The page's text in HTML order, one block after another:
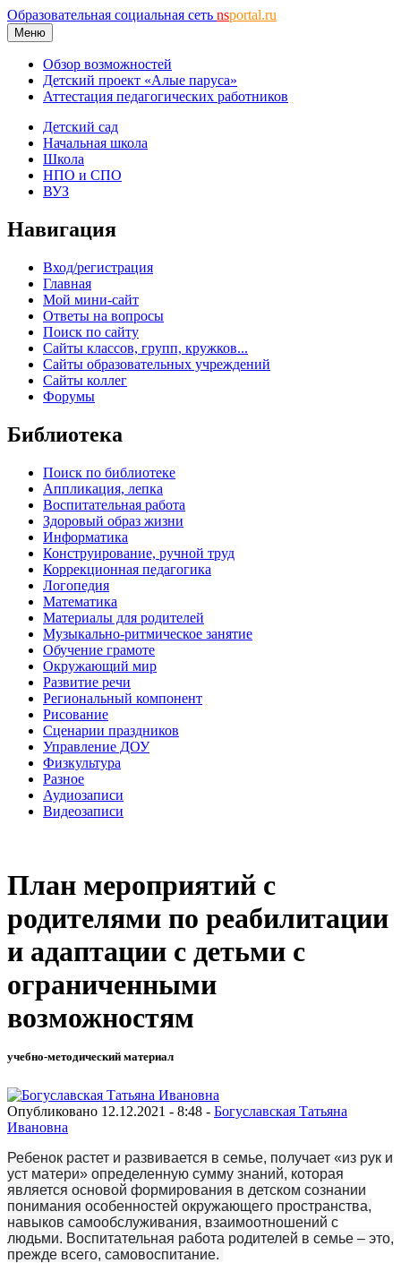
Образовательная социальная сеть nsportal.ru
Меню
Обзор возможностей
Детский проект «Алые паруса»
Аттестация педагогических работников
Детский сад
Начальная школа
Школа
НПО и СПО
ВУЗ
Навигация
Вход/регистрация
Главная
Мой мини-сайт
Ответы на вопросы
Поиск по сайту
Сайты классов, групп, кружков...
Сайты образовательных учреждений
Сайты коллег
Форумы
Библиотека
Поиск по библиотеке
Аппликация, лепка
Воспитательная работа
Здоровый образ жизни
Информатика
Конструирование, ручной труд
Коррекционная педагогика
Логопедия
Математика
Материалы для родителей
Музыкально-ритмическое занятие
Обучение грамоте
Окружающий мир
Развитие речи
Региональный компонент
Рисование
Сценарии праздников
Управление ДОУ
Физкультура
Разное
Аудиозаписи
Видеозаписи
План мероприятий с
родителями по реабилитации
и адаптации с детьми с
ограниченными
возможностям
учебно-методический материал
Опубликовано 12.12.2021 - 8:48 - Богуславская Татьяна
Ивановна
Ребенок растет и развивается в семье, получает «из рук и
уст матери» определенную сумму знаний, которая
является основой формирования в детском сознании
понимания особенностей окружающего пространства,
навыков самообслуживания, взаимоотношений с
людьми. Воспитательная работа родителей в семье – это,
прежде всего, самовоспитание.